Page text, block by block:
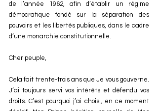
de l’année 1962, afin d’établir un régime
démocratique fondé sur la séparation des
pouvoirs et les libertés publiques, dans le cadre
d’une monarchie constitutionnelle.
Cher peuple,
Cela fait trente-trois ans que Je vous gouverne.
J’ai toujours servi vos intérêts et défendu vos
droits. C’est pourquoi j’ai choisi, en ce moment